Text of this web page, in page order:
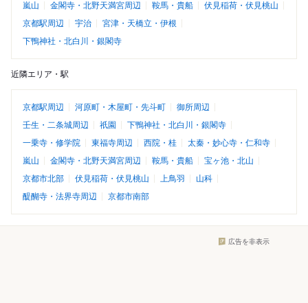
嵐山
金閣寺・北野天満宮周辺 鞍馬・貴船
伏見稲荷・伏見桃山
京都駅周辺
宇治
宮津・天橋立・伊根
下鴨神社・北白川・銀閣寺
近隣エリア・駅
京都駅周辺 河原町・木屋町・先斗町
御所周辺
壬生・二条城周辺
祇園
下鴨神社・北白川・銀閣寺
一乗寺・修学院
東福寺周辺 西院・桂
太秦・妙心寺・仁和寺
嵐山
金閣寺・北野天満宮周辺 鞍馬・貴船
宝ヶ池・北山
京都市北部
伏見稲荷・伏見桃山 上鳥羽
山科
醍醐寺・法界寺周辺
京都市南部
広告を非表示